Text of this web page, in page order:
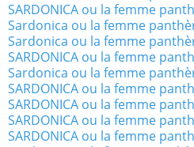
SARDONICA ou la femme
Sardonica ou la femme
Sardonica ou la femme
SARDONICA ou la femme
Sardonica ou la femme
SARDONICA ou la femme
SARDONICA ou la femme
SARDONICA ou la femme
SARDONICA ou la femme